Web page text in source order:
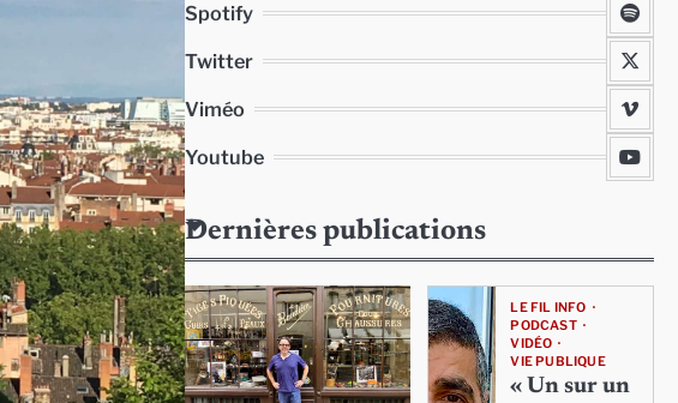
Spotify
Twitter
Viméo
Youtube
Dernières publications
LE FIL INFO
PODCAST
VIDÉO
VIE PUBLIQUE
« Un sur un